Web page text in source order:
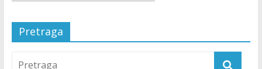
Pretraga